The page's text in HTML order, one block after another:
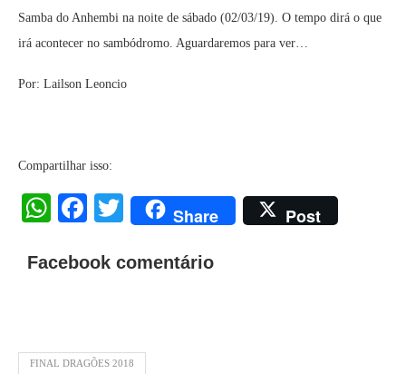
Samba do Anhembi na noite de sábado (02/03/19). O tempo dirá o que
irá acontecer no sambódromo. Aguardaremos para ver…
Por: Lailson Leoncio
Compartilhar isso:
WhatsApp
Facebook
Twitter
Share Post
Facebook comentário
FINAL DRAGÕES 2018